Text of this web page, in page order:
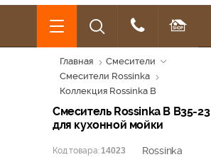
Главная
Смесители
Смесители Rossinka
Коллекция Rossinka B
Смеситель Rossinka B B35-23
для кухонной мойки
Код товара: 14023
Rossinka